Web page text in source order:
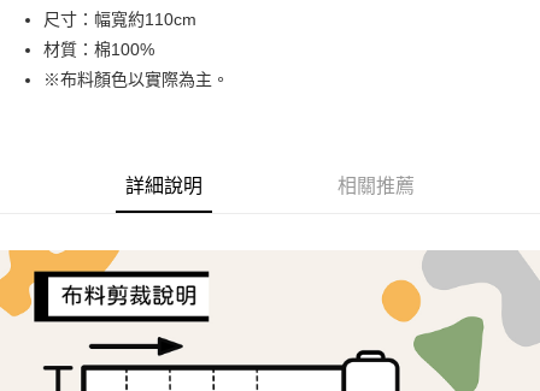
Google Pay
AFTEE先享後付
１．簡單：不需註冊會員、不需綁卡、不需儲值。
３．安心：先確認商品／服務後，再付款。
【「AFTEE先享後付」結帳流程】
１．於結帳方式選擇「AFTEE先享後付」後，將跳轉至「AFTEE先享後付」
結帳頁面，進行簡訊認證並確認金額後，即可完成結帳。
２．訂單成立數日內，您將收到繳費通知簡訊。
３．收到繳費通知簡訊後14天內，點擊此簡訊中的連結，可透過四大超商／
全家取貨付款
每筆NT$65，滿NT$1,500(含以上)免運費
每筆NT$65，滿NT$1,500(含以上)免運費
尺寸：幅寬約110cm
材質：棉100%
※布料顏色以實際為主。
詳細說明 相關推薦